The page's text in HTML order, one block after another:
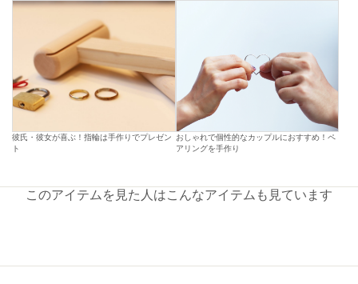
彼氏・彼女が喜ぶ！指輪は手作りでプレゼン
ト
おしゃれで個性的なカップルにおすすめ！ペ
アリングを手作り
このアイテムを見た人はこんなアイテムも見ています